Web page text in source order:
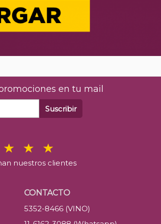
en tu mail
Suscribir
nuestros clientes
CONTACTO
5352-8466 (VINO)